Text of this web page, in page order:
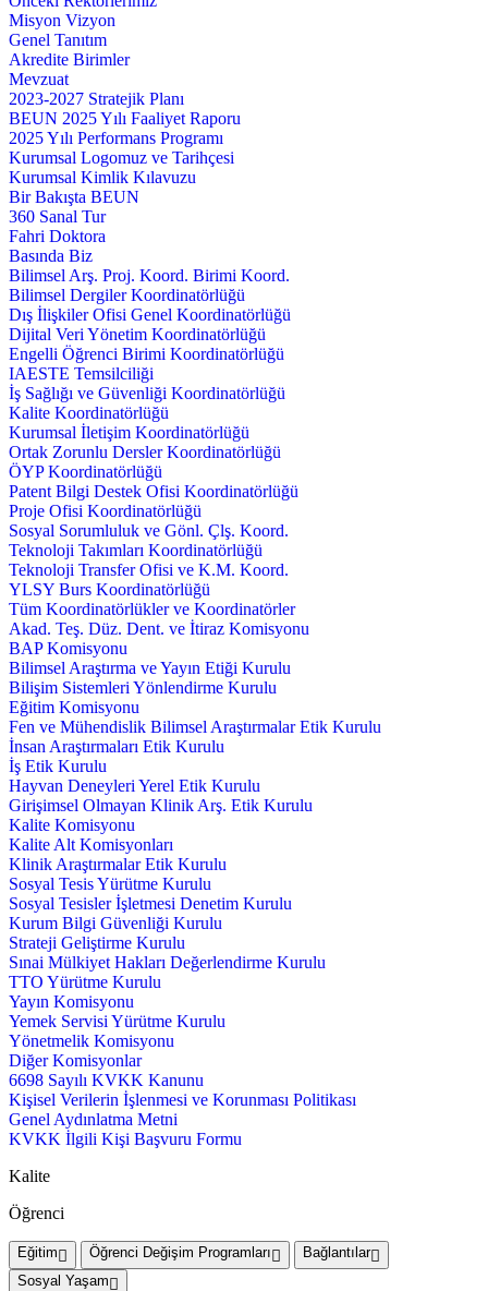
Misyon Vizyon
Genel Tanıtım
Akredite Birimler
Mevzuat
2023-2027 Stratejik Planı
BEUN 2025 Yılı Faaliyet Raporu
2025 Yılı Performans Programı
Kurumsal Logomuz ve Tarihçesi
Kurumsal Kimlik Kılavuzu
Bir Bakışta BEUN
360 Sanal Tur
Fahri Doktora
Basında Biz
Bilimsel Arş. Proj. Koord. Birimi Koord.
Bilimsel Dergiler Koordinatörlüğü
Dış İlişkiler Ofisi Genel Koordinatörlüğü
Dijital Veri Yönetim Koordinatörlüğü
Engelli Öğrenci Birimi Koordinatörlüğü
IAESTE Temsilciliği
İş Sağlığı ve Güvenliği Koordinatörlüğü
Kalite Koordinatörlüğü
Kurumsal İletişim Koordinatörlüğü
Ortak Zorunlu Dersler Koordinatörlüğü
ÖYP Koordinatörlüğü
Patent Bilgi Destek Ofisi Koordinatörlüğü
Proje Ofisi Koordinatörlüğü
Sosyal Sorumluluk ve Gönl. Çlş. Koord.
Teknoloji Takımları Koordinatörlüğü
Teknoloji Transfer Ofisi ve K.M. Koord.
YLSY Burs Koordinatörlüğü
Tüm Koordinatörlükler ve Koordinatörler
Akad. Teş. Düz. Dent. ve İtiraz Komisyonu
BAP Komisyonu
Bilimsel Araştırma ve Yayın Etiği Kurulu
Bilişim Sistemleri Yönlendirme Kurulu
Eğitim Komisyonu
Fen ve Mühendislik Bilimsel Araştırmalar Etik Kurulu
İnsan Araştırmaları Etik Kurulu
İş Etik Kurulu
Hayvan Deneyleri Yerel Etik Kurulu
Girişimsel Olmayan Klinik Arş. Etik Kurulu
Kalite Komisyonu
Kalite Alt Komisyonları
Klinik Araştırmalar Etik Kurulu
Sosyal Tesis Yürütme Kurulu
Sosyal Tesisler İşletmesi Denetim Kurulu
Kurum Bilgi Güvenliği Kurulu
Strateji Geliştirme Kurulu
Sınai Mülkiyet Hakları Değerlendirme Kurulu
TTO Yürütme Kurulu
Yayın Komisyonu
Yemek Servisi Yürütme Kurulu
Yönetmelik Komisyonu
Diğer Komisyonlar
6698 Sayılı KVKK Kanunu
Kişisel Verilerin İşlenmesi ve Korunması Politikası
Genel Aydınlatma Metni
KVKK İlgili Kişi Başvuru Formu
Kalite
Öğrenci
Eğitim Öğrenci Değişim Programları
Bağlantılar
Sosyal Yaşam